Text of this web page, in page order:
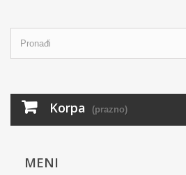
Korpa (prazno)
MENI